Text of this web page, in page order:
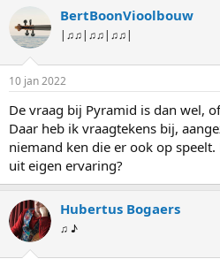
BertBoonVioolbouw
|♫♫|♫♫|♫♫|
10 jan 2022
De vraag bij Pyramid is dan wel,
Daar heb ik vraagtekens bij,
niemand ken die er ook op
uit eigen ervaring?
Hubertus Bogaers
♫ ♪